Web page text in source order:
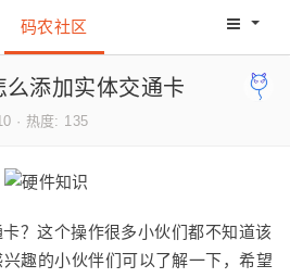
码农社区 码农网
么添加实体交通卡
· 热度: 135
？这个操作很多小伙们都不知道该
趣的小伙伴们可以了解一下，希望